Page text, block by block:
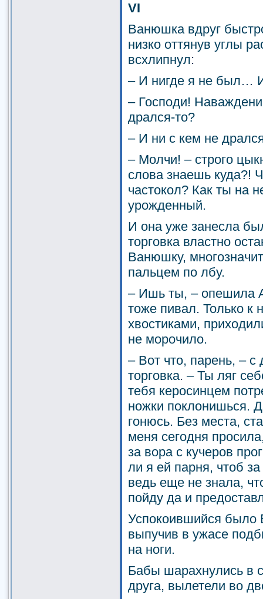
VI
Ванюшка вдруг
низко оттянув углы
всхлипнул:
– И нигде я не был…
– Господи!
дрался-то?
– И ни с кем не
– Молчи! – строго
слова знаешь куда?!
частокол? Как ты на
урожденный.
И она уже занесла
торговка властно
Ванюшку,
пальцем по лбу.
– Ишь ты, – опешила
тоже пивал. Только к
хвостиками,
не морочило.
– Вот что, парень, –
торговка. – Ты ляг
тебя керосинцем
ножки поклонишься.
гонюсь. Без места,
меня сегодня
за вора с кучеров
ли я ей парня, чтоб
ведь еще не знала,
пойду да и
Успокоившийся было
выпучив в ужасе
на ноги.
Бабы шарахнулись в
друга, вылетели во